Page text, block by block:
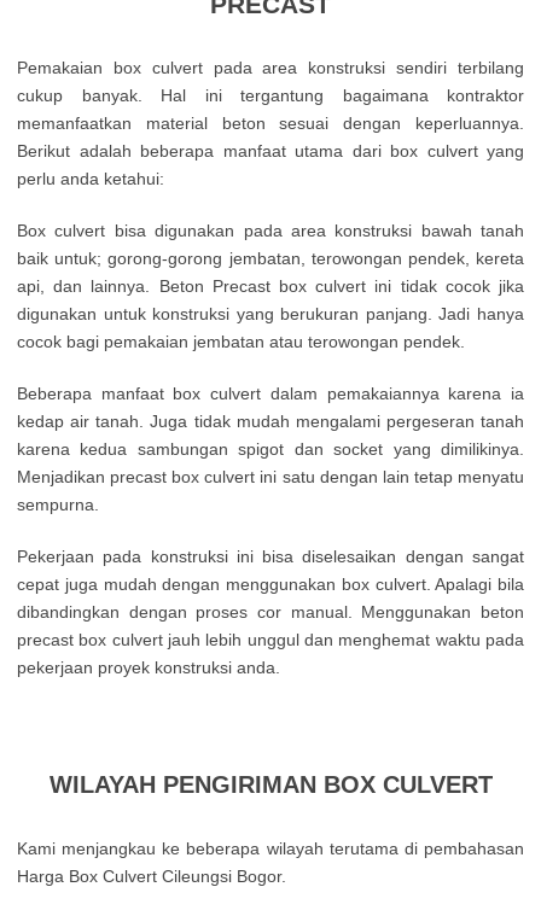
Pemakaian box culvert pada area konstruksi sendiri terbilang
cukup banyak. Hal ini tergantung bagaimana kontraktor
memanfaatkan material beton sesuai dengan keperluannya.
Berikut adalah beberapa manfaat utama dari box culvert yang
perlu anda ketahui:
Box culvert bisa digunakan pada area konstruksi bawah tanah
baik untuk; gorong-gorong jembatan, terowongan pendek, kereta
api, dan lainnya. Beton Precast box culvert ini tidak cocok jika
digunakan untuk konstruksi yang berukuran panjang. Jadi hanya
cocok bagi pemakaian jembatan atau terowongan pendek.
Beberapa manfaat box culvert dalam pemakaiannya karena ia
kedap air tanah. Juga tidak mudah mengalami pergeseran tanah
karena kedua sambungan spigot dan socket yang dimilikinya.
Menjadikan precast box culvert ini satu dengan lain tetap menyatu
sempurna.
Pekerjaan pada konstruksi ini bisa diselesaikan dengan sangat
cepat juga mudah dengan menggunakan box culvert. Apalagi bila
dibandingkan dengan proses cor manual. Menggunakan beton
precast box culvert jauh lebih unggul dan menghemat waktu pada
pekerjaan proyek konstruksi anda.
WILAYAH PENGIRIMAN BOX CULVERT
Kami menjangkau ke beberapa wilayah terutama di pembahasan
Harga Box Culvert Cileungsi Bogor.